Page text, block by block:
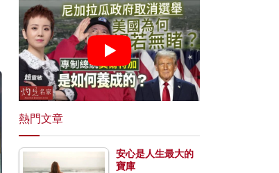
熱門文章
安心是人生最大的
寶庫